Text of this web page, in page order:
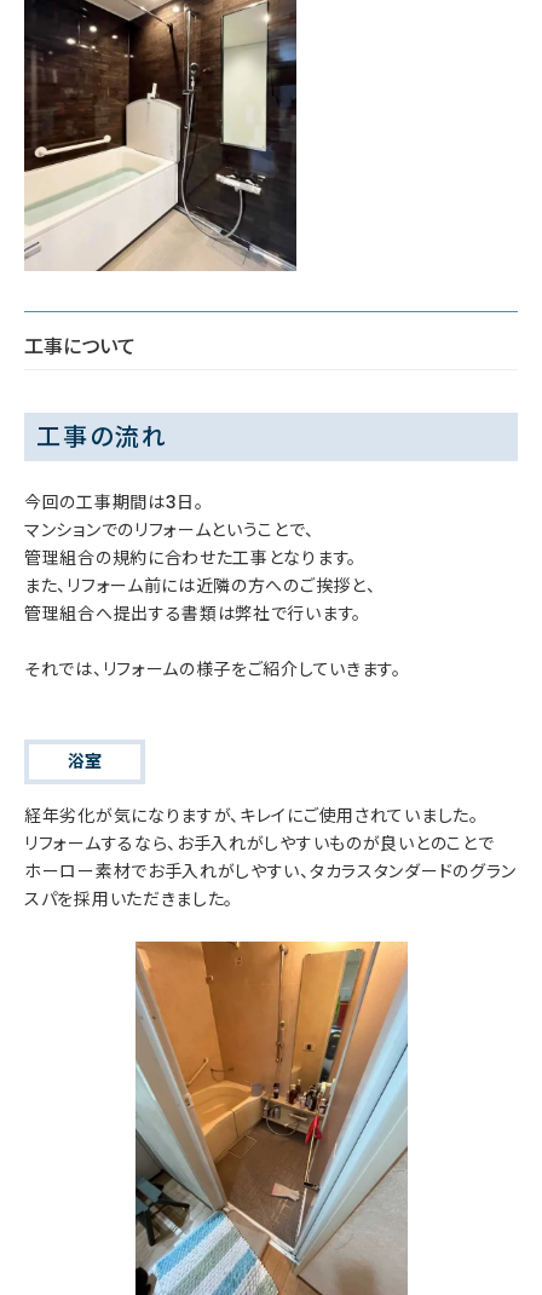
工事について
工事の流れ
今回の工事期間は3日。
マンションでのリフォームということで、
管理組合の規約に合わせた工事となります。
また、リフォーム前には近隣の方へのご挨拶と、
管理組合へ提出する書類は弊社で行います。
それでは、リフォームの様子をご紹介していきます。
浴室
経年劣化が気になりますが、キレイにご使用されていました。
リフォームするなら、お手入れがしやすいものが良いとのことで
ホーロー素材でお手入れがしやすい、タカラスタンダードのグラン
スパを採用いただきました。